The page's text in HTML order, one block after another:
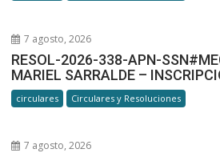
7 agosto, 2026
RESOL-2026-338-APN-
MARIEL SARRALDE –
circulares Circulares y Resoluciones
7 agosto, 2026